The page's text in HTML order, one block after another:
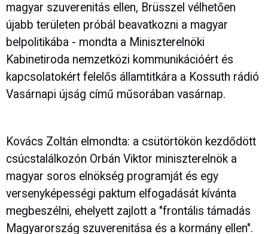
magyar szuverenitás ellen, Brüsszel vélhetően
újabb területen próbál beavatkozni a magyar
belpolitikába - mondta a Miniszterelnöki
Kabinetiroda nemzetközi kommunikációért és
kapcsolatokért felelős államtitkára a Kossuth rádió
Vasárnapi újság című műsorában vasárnap.
Kovács Zoltán elmondta: a csütörtökön kezdődött
csúcstalálkozón Orbán Viktor miniszterelnök a
magyar soros elnökség programját és egy
versenyképességi paktum elfogadását kívánta
megbeszélni, ehelyett zajlott a "frontális támadás
Magyarország szuverenitása és a kormány ellen".